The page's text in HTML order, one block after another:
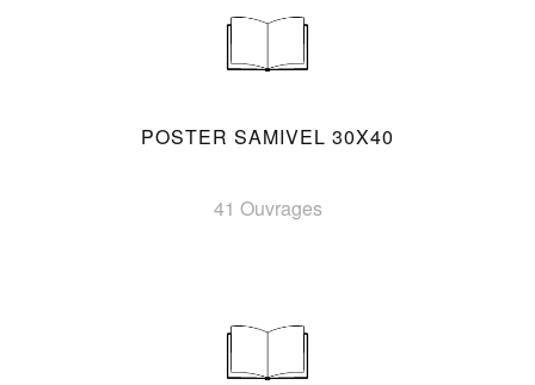
POSTER SAMIVEL 30X40
41 Ouvrages